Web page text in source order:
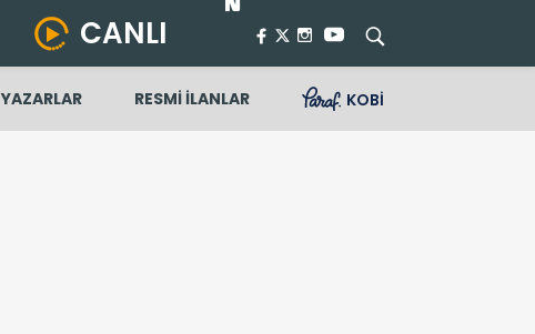
CANLI
YAZARLAR RESMİ İLANLAR KOBİ